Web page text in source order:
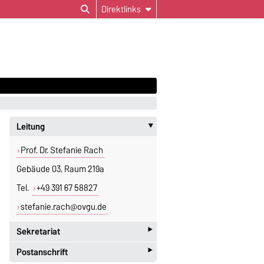
Direktlinks
Leitung ‣
Prof. Dr. Stefanie Rach
Gebäude 03, Raum 219a
Tel. +49 391 67 58827
stefanie.rach@ovgu.de
Sekretariat
‣
Jeannette Polte
Postanschrift ‣